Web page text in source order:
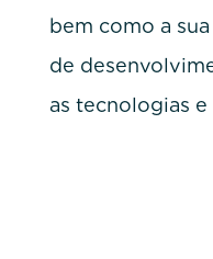
bem como a
de
as tecnologias